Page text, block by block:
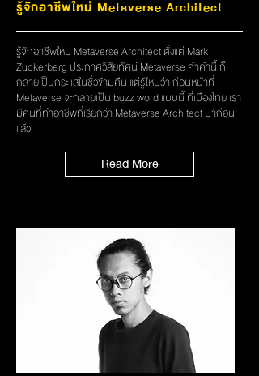
รู้จักอาชีพใหม่ Metaverse Architect
รู้จักอาชีพใหม่ Metaverse Architect ตั้งแต่ Mark
Zuckerberg ประกาศวิสัยทัศน์ Metaverse คำคำนี้ ก็
กลายเป็นกระแสในชั่วข้ามคืน แต่รู้ไหมว่า ก่อนหน้าที่
Metaverse จะกลายเป็น buzz word แบบนี้ ที่เมืองไทย เรา
มีคนที่ทำอาชีพที่เรียกว่า Metaverse Architect มาก่อน
แล้ว
Read More